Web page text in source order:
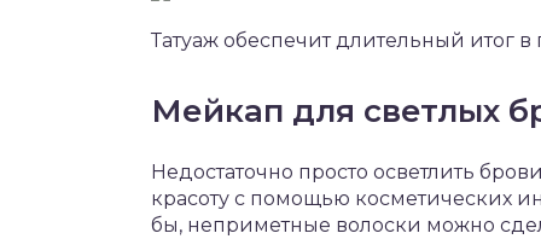
Татуаж обеспечит длительный итог
Мейкап для светлых
Недостаточно просто осветлить
красоту с помощью косметических
бы, неприметные волоски можно